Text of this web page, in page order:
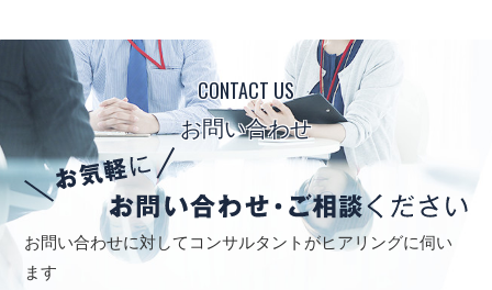
CONTACT US
お問い合わせ
お問い合わせに対してコンサルタントがヒアリングに伺い
ます